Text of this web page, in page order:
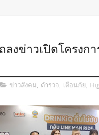
ข่าวเปิดโครงการ
ข่าวสังคม, ตำรวจ, เตือนภัย,